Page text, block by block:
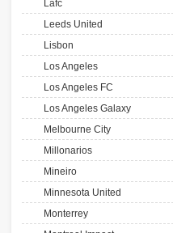
Lafc
Leeds United
Lisbon
Los Angeles
Los Angeles FC
Los Angeles Galaxy
Melbourne City
Millonarios
Mineiro
Minnesota United
Monterrey